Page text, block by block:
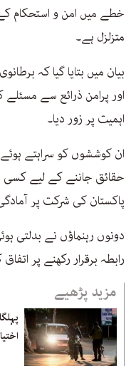
خطے میں امن و استحکام
متزلزل ہے۔
بیان میں بتایا گیا کہ
اور پرامن ذرائع سے
اہمیت پر زور دیا۔
ان کوششوں کو سراہتے
حقائق جاننے کے لیے کسی
پاکستان کی شرکت پر
دونوں رہنماؤں نے بدلتی
رابطہ برقرار رکھنے پر اتفاق
مزید پڑھیے